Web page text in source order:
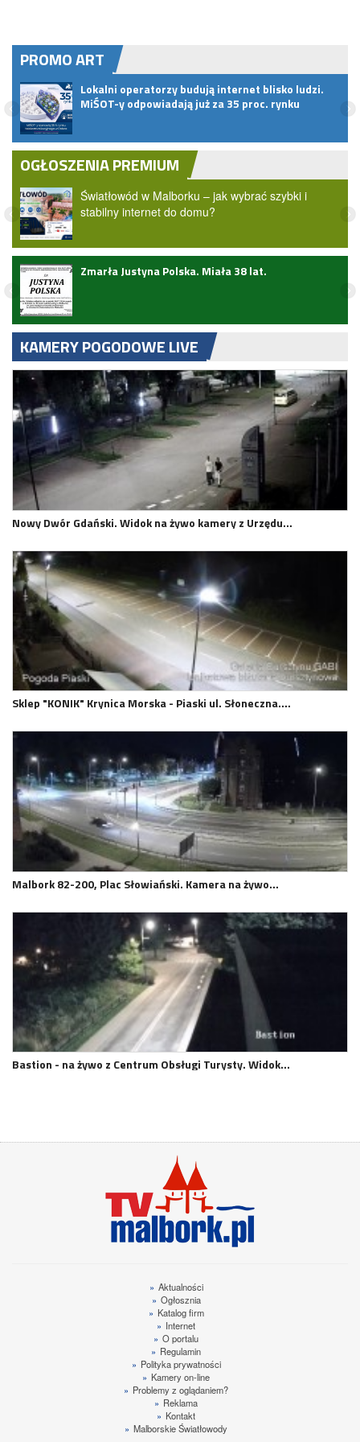
PROMO ART
Lokalni operatorzy budują internet blisko ludzi.
MiŚOT-y odpowiadają już za 35 proc. rynku
OGŁOSZENIA PREMIUM
Światłowód w Malborku – jak wybrać szybki i
stabilny internet do domu?
Zmarła Justyna Polska. Miała 38 lat.
KAMERY POGODOWE LIVE
Nowy Dwór Gdański. Widok na żywo kamery z Urzędu…
Sklep "KONIK" Krynica Morska - Piaski ul. Słoneczna.…
Malbork 82-200, Plac Słowiański. Kamera na żywo…
Bastion - na żywo z Centrum Obsługi Turysty. Widok…
» Aktualności
» Ogłosznia
» Katalog firm
» Internet
» O portalu
» Regulamin
» Polityka prywatności
» Kamery on-line
» Problemy z oglądaniem?
» Reklama
» Kontakt
» Malborskie Światłowody